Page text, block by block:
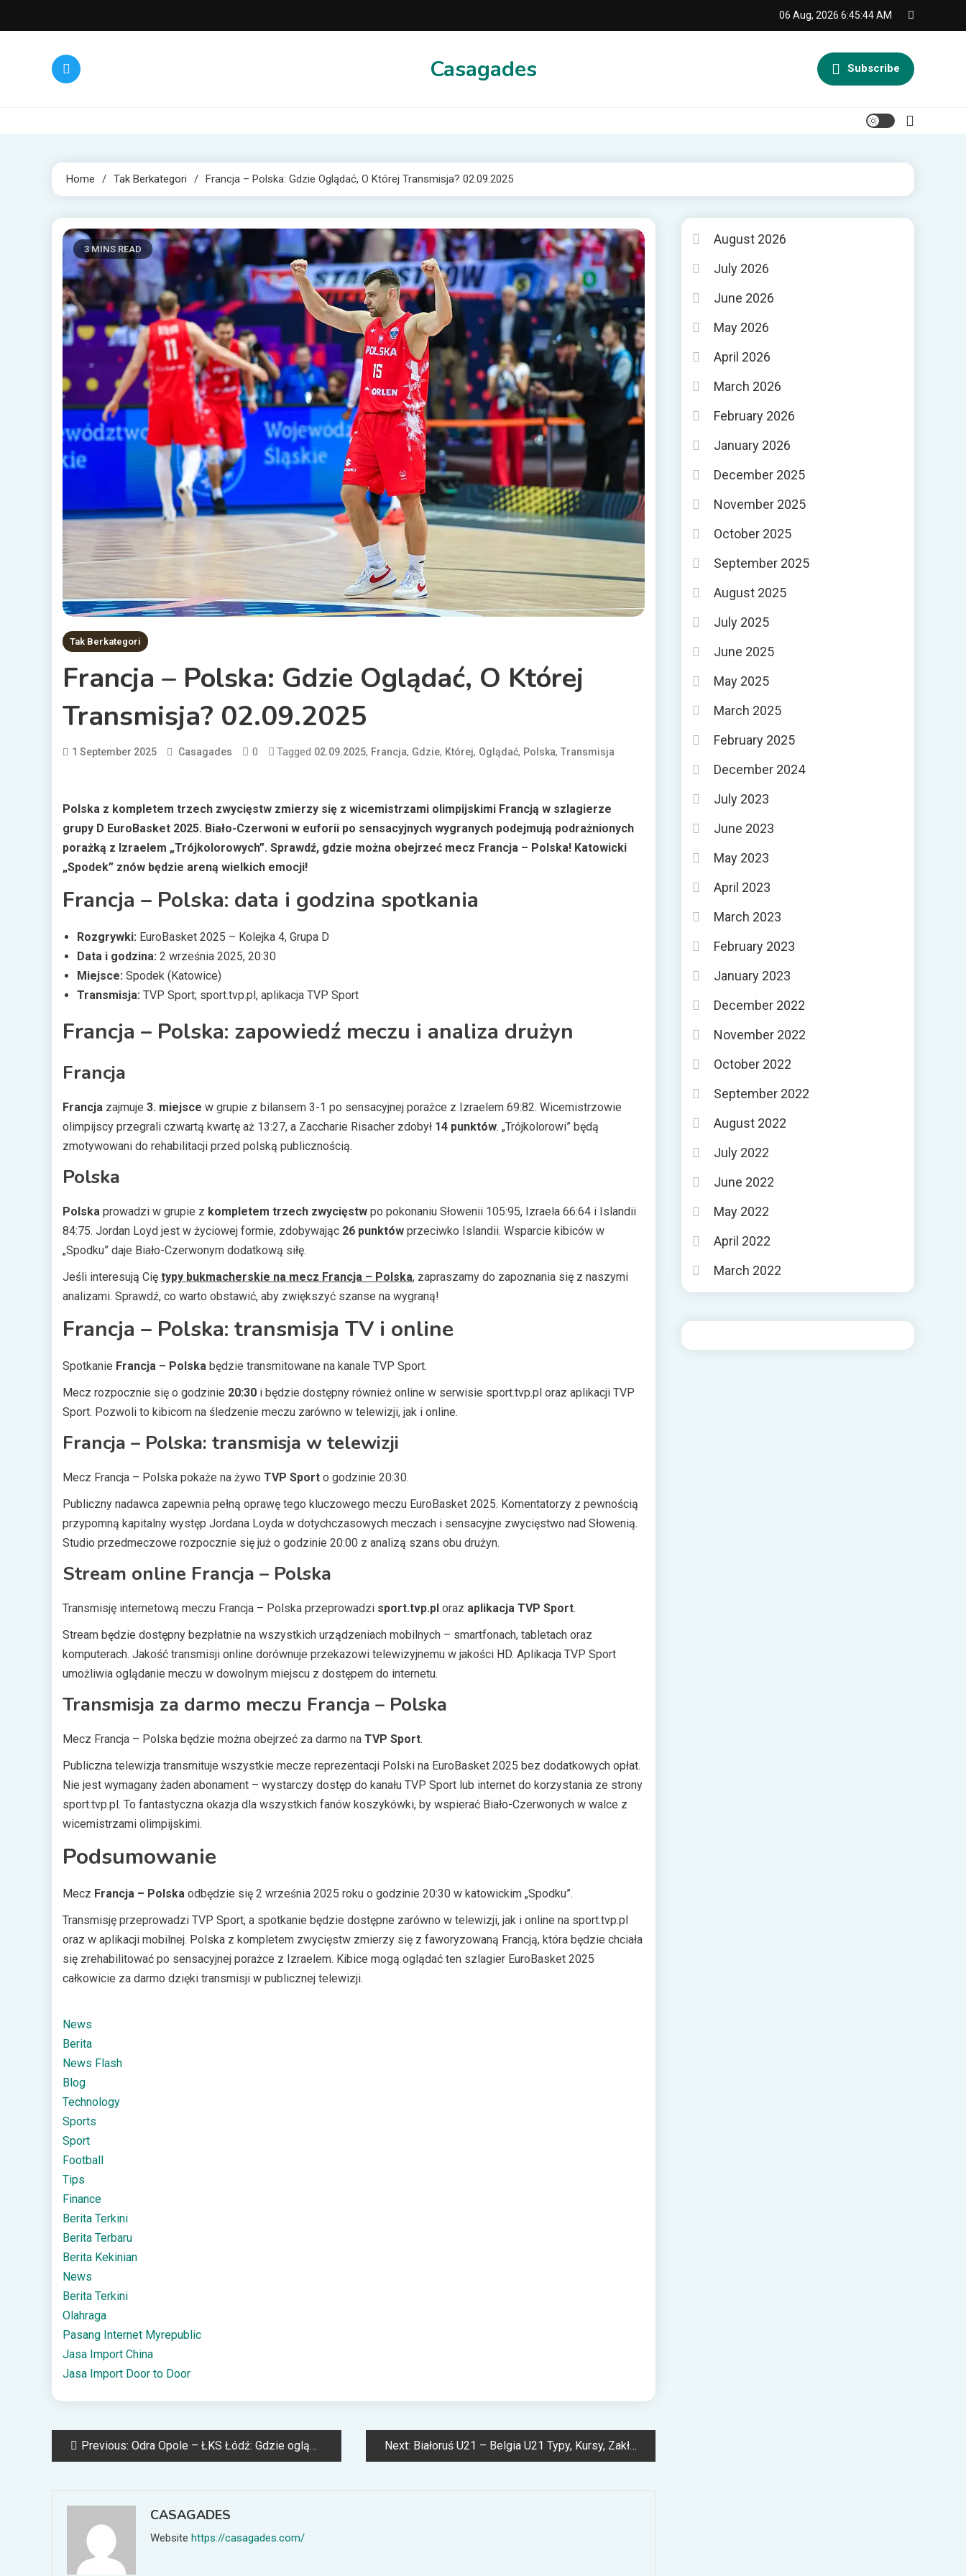
to
06 Aug, 2026 6:45:45 AM
Casagades Subscribe
Home Tak Berkategori Francja – Polska: Gdzie Oglądać, O Której Transmisja? 02.09.2025
3 MINS READ
Tak Berkategori
Francja – Polska: Gdzie Oglądać, O Której
Transmisja? 02.09.2025
1 September 2025 Casagades 0 Tagged 02.09.2025, Francja, Gdzie, Której, Oglądać, Polska, Transmisja
Polska z kompletem trzech zwycięstw zmierzy się z wicemistrzami olimpijskimi Francją w szlagierze
grupy D EuroBasket 2025. Biało-Czerwoni w euforii po sensacyjnych wygranych podejmują podrażnionych
porażką z Izraelem „Trójkolorowych”. Sprawdź, gdzie można obejrzeć mecz Francja – Polska! Katowicki
„Spodek” znów będzie areną wielkich emocji!
Francja – Polska: data i godzina spotkania
Rozgrywki: EuroBasket 2025 – Kolejka 4, Grupa D
Data i godzina: 2 września 2025, 20:30
Miejsce: Spodek (Katowice)
Transmisja: TVP Sport; sport.tvp.pl, aplikacja TVP Sport
Francja – Polska: zapowiedź meczu i analiza drużyn
Francja
Francja zajmuje 3. miejsce w grupie z bilansem 3-1 po sensacyjnej porażce z Izraelem 69:82. Wicemistrzowie
olimpijscy przegrali czwartą kwartę aż 13:27, a Zaccharie Risacher zdobył 14 punktów. „Trójkolorowi” będą
zmotywowani do rehabilitacji przed polską publicznością.
Polska
Polska prowadzi w grupie z kompletem trzech zwycięstw po pokonaniu Słowenii 105:95, Izraela 66:64 i Islandii
84:75. Jordan Loyd jest w życiowej formie, zdobywając 26 punktów przeciwko Islandii. Wsparcie kibiców w
„Spodku” daje Biało-Czerwonym dodatkową siłę.
Jeśli interesują Cię typy bukmacherskie na mecz Francja – Polska, zapraszamy do zapoznania się z naszymi
analizami. Sprawdź, co warto obstawić, aby zwiększyć szanse na wygraną!
Francja – Polska: transmisja TV i online
Spotkanie Francja – Polska będzie transmitowane na kanale TVP Sport.
Mecz rozpocznie się o godzinie 20:30 i będzie dostępny również online w serwisie sport.tvp.pl oraz aplikacji TVP
Sport. Pozwoli to kibicom na śledzenie meczu zarówno w telewizji, jak i online.
Francja – Polska: transmisja w telewizji
Mecz Francja – Polska pokaże na żywo TVP Sport o godzinie 20:30.
Publiczny nadawca zapewnia pełną oprawę tego kluczowego meczu EuroBasket 2025. Komentatorzy z pewnością
przypomną kapitalny występ Jordana Loyda w dotychczasowych meczach i sensacyjne zwycięstwo nad Słowenią.
Studio przedmeczowe rozpocznie się już o godzinie 20:00 z analizą szans obu drużyn.
Stream online Francja – Polska
Transmisję internetową meczu Francja – Polska przeprowadzi sport.tvp.pl oraz aplikacja TVP Sport.
Stream będzie dostępny bezpłatnie na wszystkich urządzeniach mobilnych – smartfonach, tabletach oraz
komputerach. Jakość transmisji online dorównuje przekazowi telewizyjnemu w jakości HD. Aplikacja TVP Sport
umożliwia oglądanie meczu w dowolnym miejscu z dostępem do internetu.
Transmisja za darmo meczu Francja – Polska
Mecz Francja – Polska będzie można obejrzeć za darmo na TVP Sport.
Publiczna telewizja transmituje wszystkie mecze reprezentacji Polski na EuroBasket 2025 bez dodatkowych opłat.
Nie jest wymagany żaden abonament – wystarczy dostęp do kanału TVP Sport lub internet do korzystania ze strony
sport.tvp.pl. To fantastyczna okazja dla wszystkich fanów koszykówki, by wspierać Biało-Czerwonych w walce z
wicemistrzami olimpijskimi.
Podsumowanie
Mecz Francja – Polska odbędzie się 2 września 2025 roku o godzinie 20:30 w katowickim „Spodku”.
Transmisję przeprowadzi TVP Sport, a spotkanie będzie dostępne zarówno w telewizji, jak i online na sport.tvp.pl
oraz w aplikacji mobilnej. Polska z kompletem zwycięstw zmierzy się z faworyzowaną Francją, która będzie chciała
się zrehabilitować po sensacyjnej porażce z Izraelem. Kibice mogą oglądać ten szlagier EuroBasket 2025
całkowicie za darmo dzięki transmisji w publicznej telewizji.
News
Berita
News Flash
Blog
Technology
Sports
Sport
Football
Tips
Finance
Berita Terkini
Berita Terbaru
Berita Kekinian
News
Berita Terkini
Olahraga
Pasang Internet Myrepublic
Jasa Import China
Jasa Import Door to Door
PostPrevious: Odra Opole – ŁKS Łódź: Gdzie oglądać, O której transmisja? 31.08.2025 Next: Białoruś U21 – Belgia U21 Typy, Kursy, Zakłady 04.09.2025
CASAGADES
Website https://casagades.com/
August 2026
July 2026
June 2026
May 2026
April 2026
March 2026
February 2026
January 2026
December 2025
November 2025
October 2025
September 2025
August 2025
July 2025
June 2025
May 2025
March 2025
February 2025
December 2024
July 2023
June 2023
May 2023
April 2023
March 2023
February 2023
January 2023
December 2022
November 2022
October 2022
September 2022
August 2022
July 2022
June 2022
May 2022
April 2022
March 2022